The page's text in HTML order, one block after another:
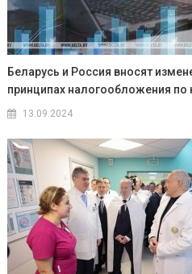
Беларусь и Россия вносят
принципах налогообложения
13.09.2024